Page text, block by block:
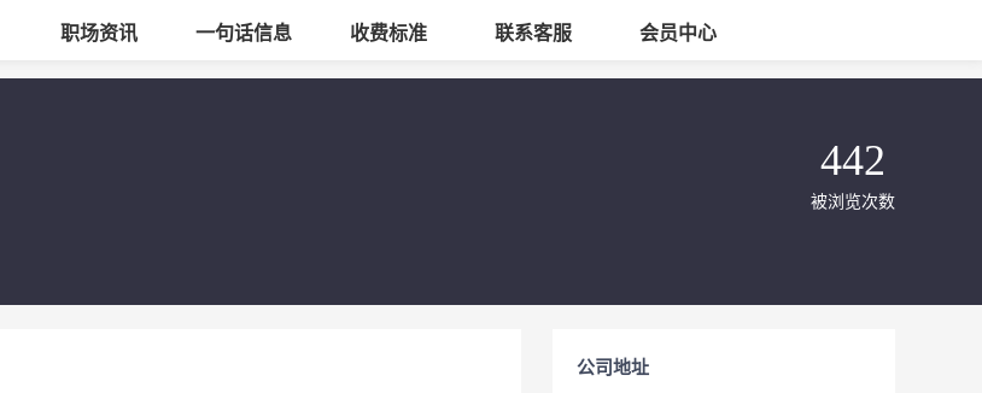
职场资讯 一句话信息 收费标准 联系客服 会员中心
442
被浏览次数
公司地址